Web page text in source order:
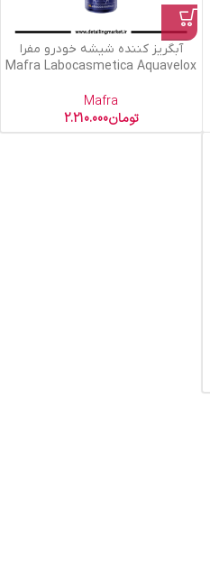
آبگریز کننده شیشه خودرو مفرا
Mafra Labocasmetica Aquavelox
Mafra
تومان2.210.000